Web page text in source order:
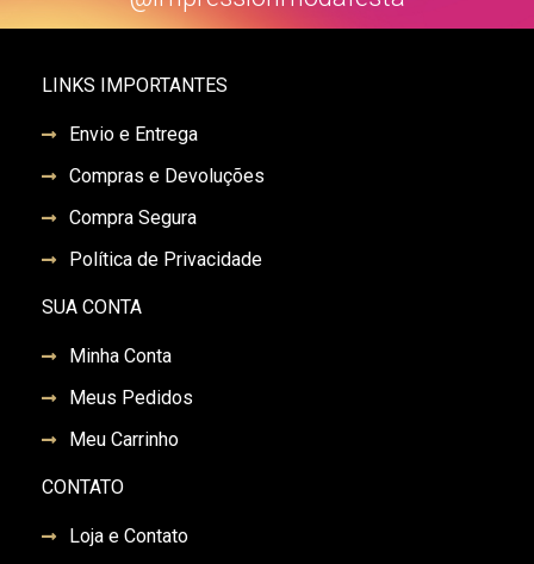
LINKS IMPORTANTES
Envio e Entrega
Compras e Devoluções
Compra Segura
Política de Privacidade
SUA CONTA
Minha Conta
Meus Pedidos
Meu Carrinho
CONTATO
Loja e Contato